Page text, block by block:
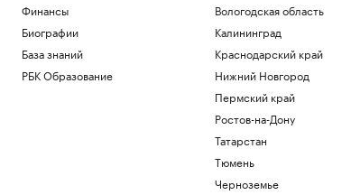
Финансы
Биографии
База знаний
РБК Образование
Вологодская область
Калининград
Краснодарский край
Нижний Новгород
Пермский край
Ростов-на-Дону
Татарстан
Тюмень
Черноземье